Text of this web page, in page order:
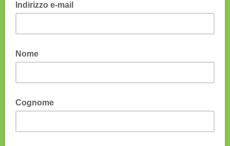
Indirizzo e-mail
Nome
Cognome